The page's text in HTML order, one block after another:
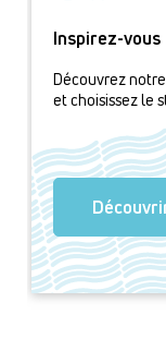
Inspirez-vous
Découvrez
et choisissez le